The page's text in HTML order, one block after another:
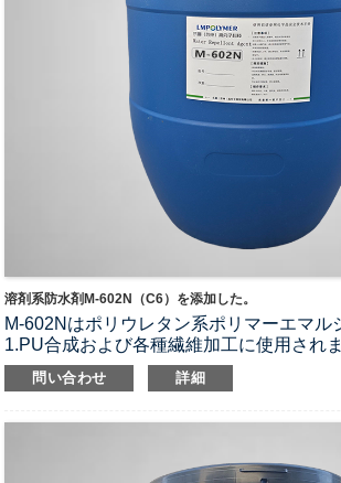
溶剤系防水剤M-602N（C6）を添加した。
M-602Nはポリウレタン系ポリマーエマル
1.PU合成および各種繊維加工に使用されま
2.PU樹脂、DMF、カラーペースト溶剤と
問い合わせ 詳細